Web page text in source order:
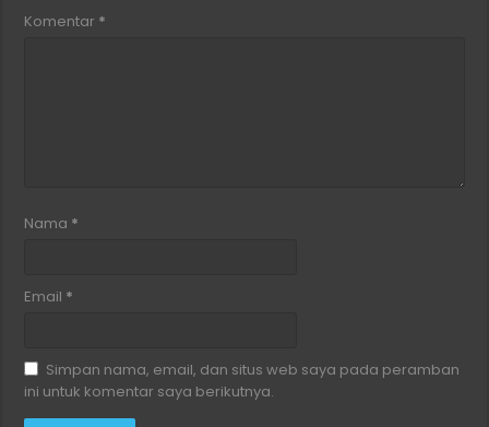
Komentar *
Nama *
Email *
Simpan nama, email, dan situs web saya pada peramban
ini untuk komentar saya berikutnya.